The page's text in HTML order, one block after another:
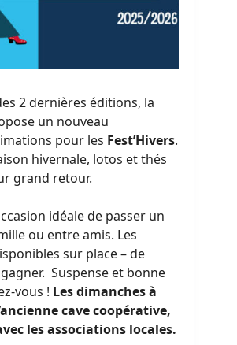
2 dernières éditions, la
un nouveau
pour les Fest’Hivers.
hivernale, lotos et thés
grand retour.
idéale de passer un
ou entre amis. Les
sur place – de
Suspense et bonne
vous ! Les dimanches à
cave coopérative,
les associations locales.